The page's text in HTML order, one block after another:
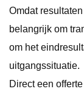
Omdat
belangrijk om
om het
uitgangssituatie.
Direct een